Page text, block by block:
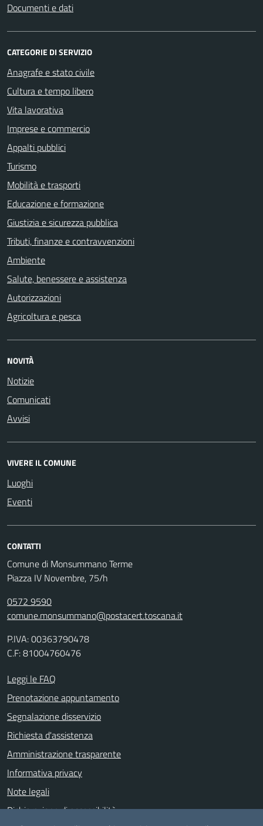
Documenti e dati
CATEGORIE DI SERVIZIO
Anagrafe e stato civile
Cultura e tempo libero
Vita lavorativa
Imprese e commercio
Appalti pubblici
Turismo
Mobilità e trasporti
Educazione e formazione
Giustizia e sicurezza pubblica
Tributi, finanze e contravvenzioni
Ambiente
Salute, benessere e assistenza
Autorizzazioni
Agricoltura e pesca
NOVITÀ
Notizie
Comunicati
Avvisi
VIVERE IL COMUNE
Luoghi
Eventi
CONTATTI
Comune di Monsummano Terme
Piazza IV Novembre, 75/h
0572 9590
comune.monsummano@postacert.toscana.it
P.IVA: 00363790478
C.F: 81004760476
Leggi le FAQ
Prenotazione appuntamento
Segnalazione disservizio
Richiesta d'assistenza
Amministrazione trasparente
Informativa privacy
Note legali
Dichiarazione di accessibilità